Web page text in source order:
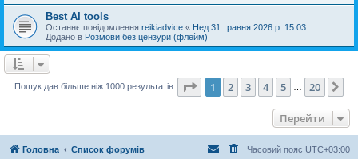
Best AI tools
Останнє повідомлення reikiadvice « Нед 31 травня 2026 р. 15:03
Додано в Розмови без цензури (флейм)
Пошук дав більше ніж 1000 результатів Сторінка 1 20
1 2 3 4 5 20
Перейти
Головна Список форумів Часовий пояс UTC+03:00